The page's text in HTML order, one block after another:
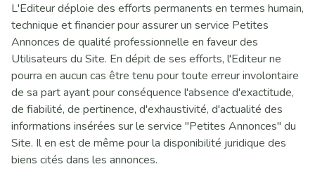
L'Editeur déploie des efforts permanents en termes humain,
technique et financier pour assurer un service Petites
Annonces de qualité professionnelle en faveur des
Utilisateurs du Site. En dépit de ses efforts, l'Editeur ne
pourra en aucun cas être tenu pour toute erreur involontaire
de sa part ayant pour conséquence l'absence d'exactitude,
de fiabilité, de pertinence, d'exhaustivité, d'actualité des
informations insérées sur le service "Petites Annonces" du
Site. Il en est de même pour la disponibilité juridique des
biens cités dans les annonces.